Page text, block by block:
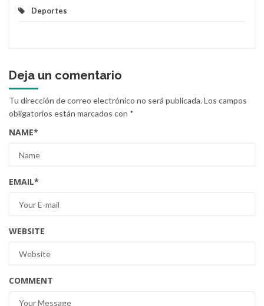
Deportes
Deja un comentario
Tu dirección de correo electrónico no será publicada.Los campos
obligatorios están marcados con *
NAME*
EMAIL*
WEBSITE
COMMENT